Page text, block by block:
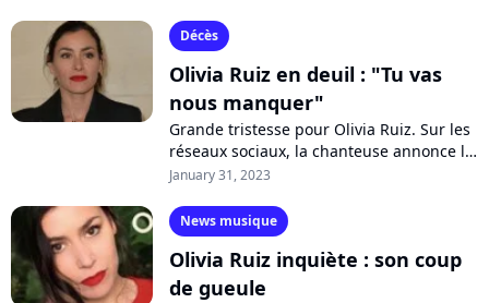
Décès
Olivia Ruiz en deuil : "Tu vas
nous manquer"
Grande tristesse pour Olivia Ruiz. Sur les
réseaux sociaux, la chanteuse annonce la
mort de sa grand-mère, qu'elle
January 31, 2023
News musique
Olivia Ruiz inquiète : son coup
de gueule